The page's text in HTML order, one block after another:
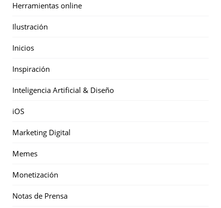
Herramientas online
Ilustración
Inicios
Inspiración
Inteligencia Artificial & Diseño
iOS
Marketing Digital
Memes
Monetización
Notas de Prensa